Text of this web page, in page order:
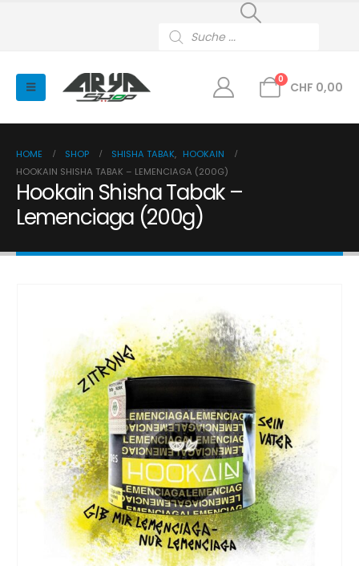
search
0
CHF 0,00
HOME SHOP SHISHA TABAK, HOOKAIN
HOOKAIN SHISHA TABAK – LEMENCIAGA (200G)
Hookain Shisha Tabak –
Lemenciaga (200g)